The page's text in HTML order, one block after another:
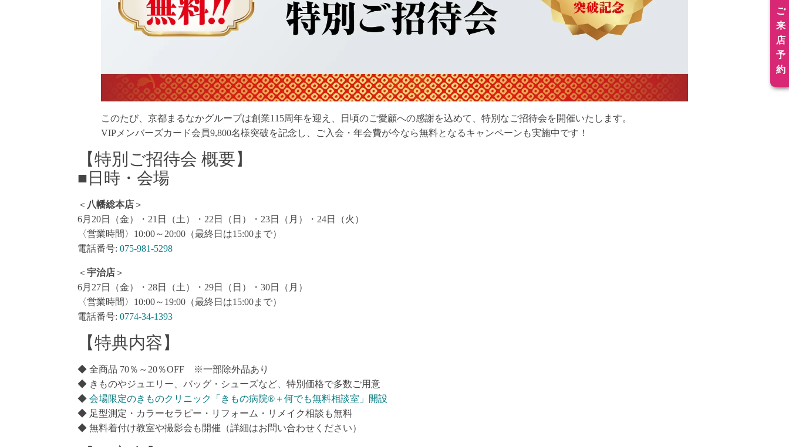
このたび、京都まるなかグループは創業115周年を迎え、日頃のご愛顧への感謝を込めて、特別なご招待会を開催いたします。
VIPメンバーズカード会員9,800名様突破を記念し、ご入会・年会費が今なら無料となるキャンペーンも実施中です！
【特別ご招待会 概要】
■日時・会場
＜ 八幡総本店 ＞
6月20日（金）・21日（土）・22日（日）・23日（月）・24日（火）
〈営業時間〉10:00～20:00（最終日は15:00まで）
電話番号: 075-981-5298
＜ 宇治店 ＞
6月27日（金）・28日（土）・29日（日）・30日（月）
〈営業時間〉10:00～19:00（最終日は15:00まで）
電話番号: 0774-34-1393
【特典内容】
◆ 全商品 70％～20％OFF ※一部除外品あり
◆ きものやジュエリー、バッグ・シューズなど、特別価格で多数ご用意
◆ 会場限定のきものクリニック「きもの病院®＋何でも無料相談室」開設
◆ 足型測定・カラーセラピー・リフォーム・リメイク相談も無料
◆ 無料着付け教室や撮影会も開催（詳細はお問い合わせください）
ご
来
店
予
約